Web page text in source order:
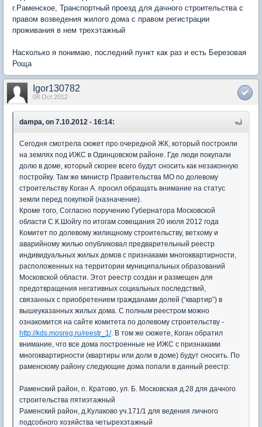
г.Раменское, Транспортный проезд для дачного строительства с
правом возведения жилого дома с правом регистрации
проживания в нем трехэтажный
Насколько я понимаю, последний пункт как раз и есть Березовая
Роща
Igor130782
08 Oct 2012
dampa, on 7.10.2012 - 16:14:
Сегодня смотрела сюжет про очередной ЖК, который построили
на землях под ИЖС в Одинцовском районе. Где люди покупали
долю в доме, который скорее всего будут сносить как незаконную
постройку. Там же министр Правительства МО по долевому
строительству Коган А. просил обращать внимание на статус
земли перед покупкой (назначение).
Кроме того, Согласно поручению Губернатора Московской
области С.К.Шойгу по итогам совещания 20 июля 2012 года
Комитет по долевому жилищному строительству, ветхому и
аварийному жилью опубликовал предварительный реестр
индивидуальных жилых домов с признаками многоквартирности,
расположенных на территории муниципальных образований
Московской области. Этот реестр создан и размещен для
предотвращения негативных социальных последствий,
связанных с приобретением гражданами долей (“квартир”) в
вышеуказанных жилых дома. С полным реестром можно
ознакомится на сайте комитета по долевому строительству -
http://kds.mosreg.ru/reestr_1/. В том же сюжете, Коган обратил
внимание, что все дома построенные не ИЖС с признаками
многоквартирности (квартиры или доли в доме) будут сносить. По
раменскому району следующие дома попали в данный реестр:
Раменский район, п. Кратово, ул. Б. Московская д.28 для дачного
строительства пятиэтажный
Раменский район, д.Кулаково уч.171/1 для ведения личного
подсобного хозяйства четырехэтажный